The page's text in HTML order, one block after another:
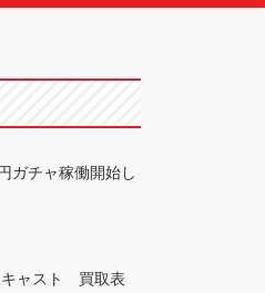
ガチャ稼働開始し
キャスト 買取表